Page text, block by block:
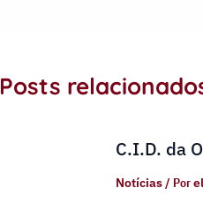
Posts
C.I.D. da
Notícias/ Por